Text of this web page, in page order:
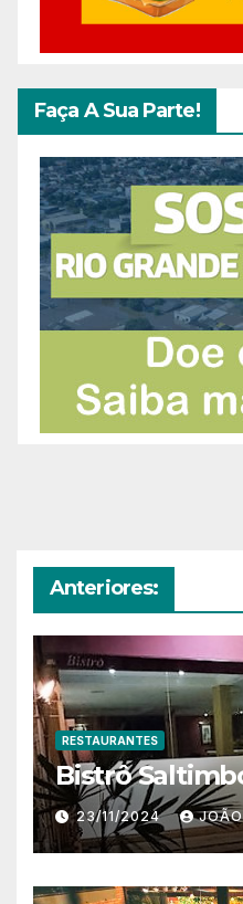
Faça A Sua Parte!
Anteriores:
RESTAURANTES
Bistrô
23/11/2024